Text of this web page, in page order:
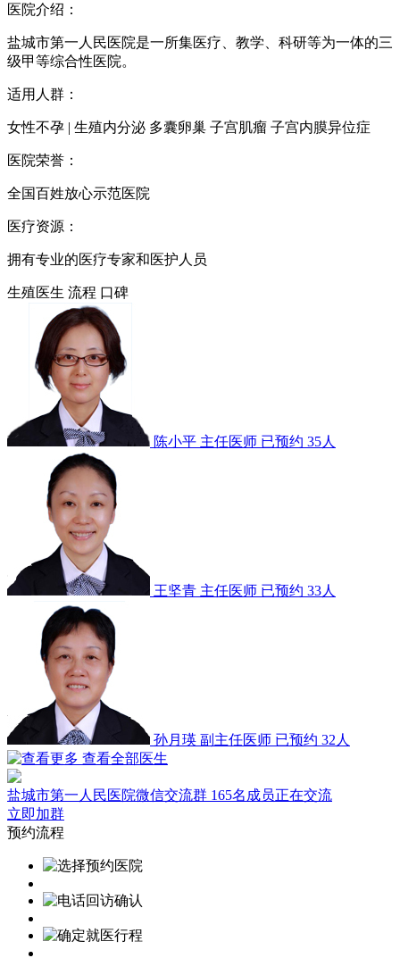
医院介绍：
盐城市第一人民医院是一所集医疗、教学、科研等为一体的三
级甲等综合性医院。
适用人群：
女性不孕 | 生殖内分泌 多囊卵巢 子宫肌瘤 子宫内膜异位症
医院荣誉：
全国百姓放心示范医院
医疗资源：
拥有专业的医疗专家和医护人员
生殖医生 流程 口碑
陈小平 主任医师 已预约 35人
王坚青 主任医师 已预约 33人
孙月瑛 副主任医师 已预约 32人
查看全部医生
盐城市第一人民医院微信交流群 165名成员正在交流
立即加群
预约流程